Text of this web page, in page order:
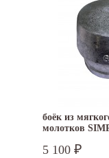
боёк из
молотков
5 100 ₽